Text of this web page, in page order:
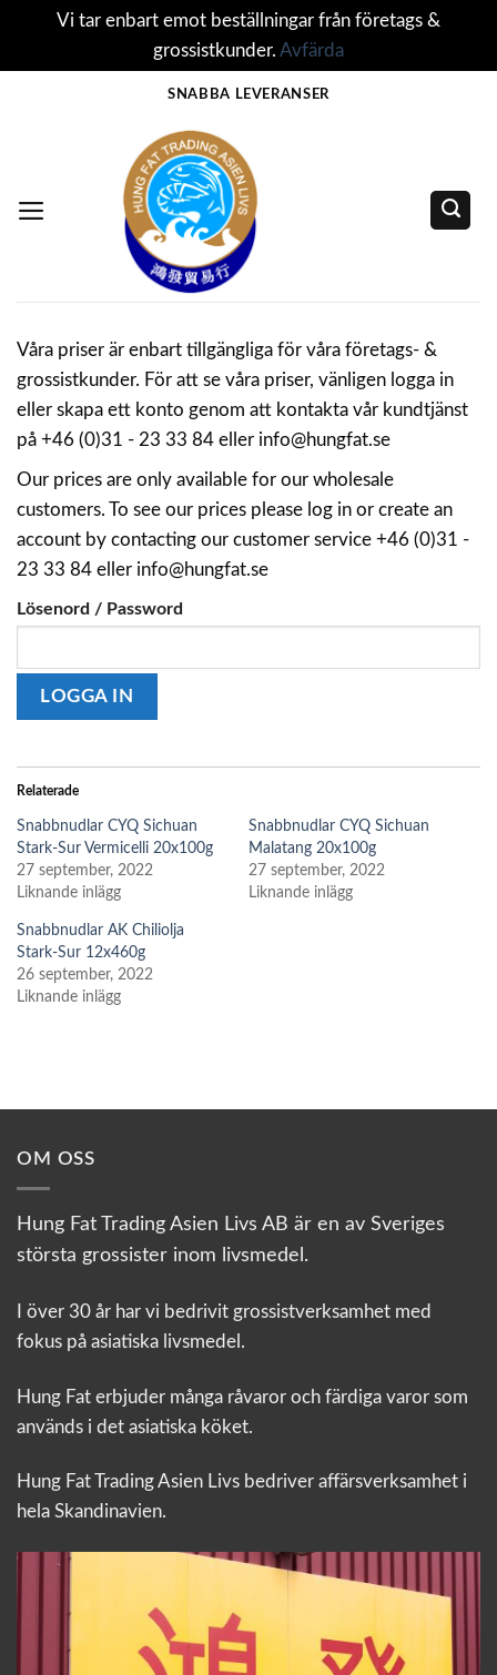
Vi tar enbart emot beställningar från företags &
grossistkunder. Avfärda
SNABBA LEVERANSER
Våra priser är enbart tillgängliga för våra företags- &
grossistkunder. För att se våra priser, vänligen logga in
eller skapa ett konto genom att kontakta vår kundtjänst
på +46 (0)31 - 23 33 84 eller info@hungfat.se
Our prices are only available for our wholesale
customers. To see our prices please log in or create an
account by contacting our customer service +46 (0)31 -
23 33 84 eller info@hungfat.se
Lösenord / Password
Relaterade
Snabbnudlar CYQ Sichuan
Stark-Sur Vermicelli 20x100g
27 september, 2022
Liknande inlägg
Snabbnudlar CYQ Sichuan
Malatang 20x100g
27 september, 2022
Liknande inlägg
Snabbnudlar AK Chiliolja
Stark-Sur 12x460g
26 september, 2022
Liknande inlägg
OM OSS
Hung Fat Trading Asien Livs AB är en av Sveriges
största grossister inom livsmedel.
I över 30 år har vi bedrivit grossistverksamhet med
fokus på asiatiska livsmedel.
Hung Fat erbjuder många råvaror och färdiga varor som
används i det asiatiska köket.
Hung Fat Trading Asien Livs bedriver affärsverksamhet i
hela Skandinavien.